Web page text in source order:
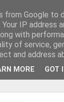
from Google to
IP address
with
of service,
and address
MORE GOT